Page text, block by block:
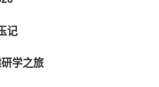
记
学之旅